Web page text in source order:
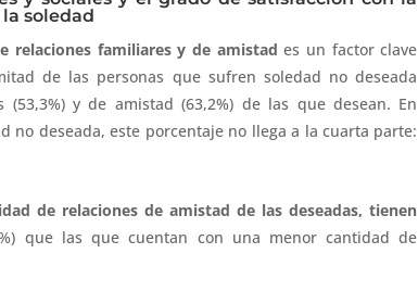
soledad
relaciones familiares y de amistades un factor clave
de las personas que sufren soledad no deseada
y de amistad (63,2%) de las que desean. En
no deseada, este porcentaje no llega a la cuarta parte:
de relaciones de amistad de las deseadas, tienen
que las que cuentan con una menor cantidad de